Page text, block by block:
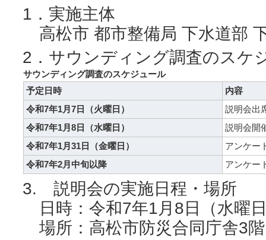
1．実施主体
高松市 都市整備局 下水道部
2．サウンディング調査のスケ
サウンディング調査のスケジュール
予定日時
内容
令和7年1月7日（火曜日）
説明会出
令和7年1月8日（水曜日）
説明会開
令和7年1月31日（金曜日）
アンケー
令和7年2月中旬以降
アンケー
3. 説明会の実施日程・場所
日時：令和7年1月8日（水曜
場所：高松市防災合同庁舎3